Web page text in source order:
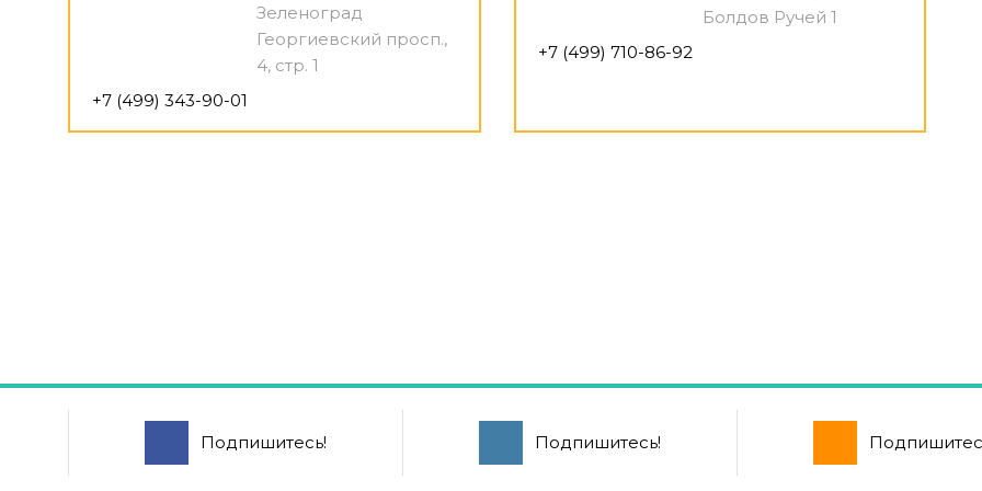
Зеленоград
Георгиевский просп.,
4, стр. 1
+7 (499) 343-90-01
Болдов Ручей 1
+7 (499) 710-86-92
Подпишитесь! Подпишитесь!